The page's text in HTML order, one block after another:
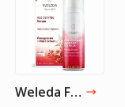
Weleda Firming Serum Pomegranate - 1 Fl Oz